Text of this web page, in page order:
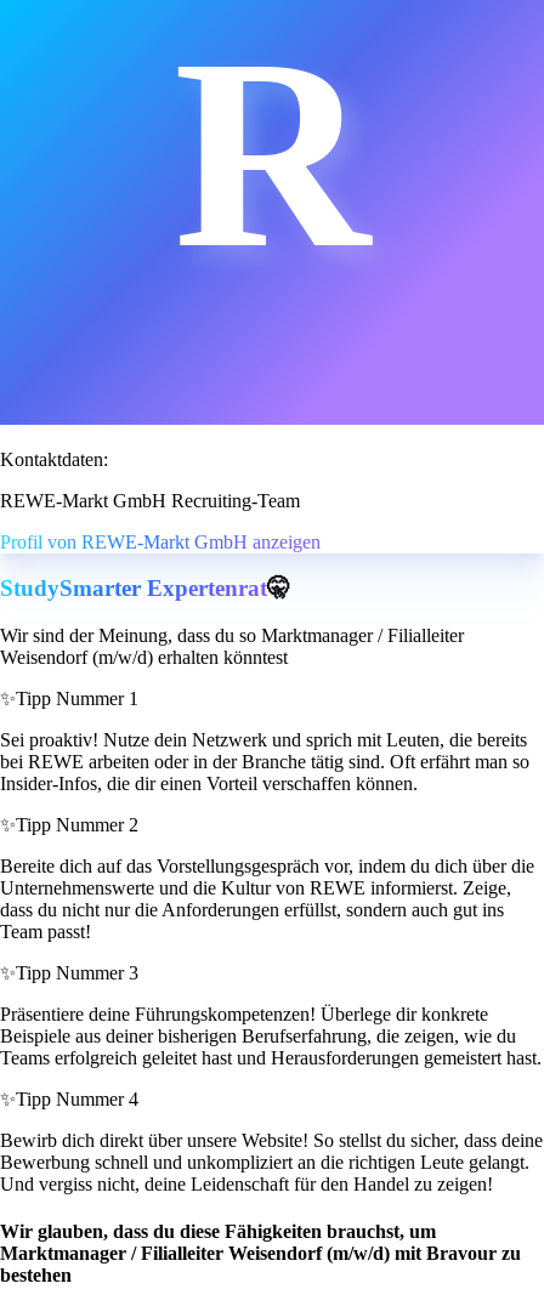
R
Kontaktdaten:
REWE-Markt GmbH Recruiting-Team
Profil von REWE-Markt GmbH anzeigen
StudySmarter Expertenrat🤫
Wir sind der Meinung, dass du so Marktmanager / Filialleiter
Weisendorf (m/w/d) erhalten könntest
✨Tipp Nummer 1
Sei proaktiv! Nutze dein Netzwerk und sprich mit Leuten, die bereits
bei REWE arbeiten oder in der Branche tätig sind. Oft erfährt man so
Insider-Infos, die dir einen Vorteil verschaffen können.
✨Tipp Nummer 2
Bereite dich auf das Vorstellungsgespräch vor, indem du dich über die
Unternehmenswerte und die Kultur von REWE informierst. Zeige,
dass du nicht nur die Anforderungen erfüllst, sondern auch gut ins
Team passt!
✨Tipp Nummer 3
Präsentiere deine Führungskompetenzen! Überlege dir konkrete
Beispiele aus deiner bisherigen Berufserfahrung, die zeigen, wie du
Teams erfolgreich geleitet hast und Herausforderungen gemeistert hast.
✨Tipp Nummer 4
Bewirb dich direkt über unsere Website! So stellst du sicher, dass deine
Bewerbung schnell und unkompliziert an die richtigen Leute gelangt.
Und vergiss nicht, deine Leidenschaft für den Handel zu zeigen!
Wir glauben, dass du diese Fähigkeiten brauchst, um
Marktmanager / Filialleiter Weisendorf (m/w/d) mit Bravour zu
bestehen